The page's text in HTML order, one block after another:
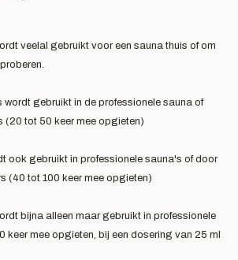
veelal gebruikt voor een sauna thuis of om
wordt gebruikt in de professionele sauna of
(20 tot 50 keer mee opgieten)
ook gebruikt in professionele sauna's of door
(40 tot 100 keer mee opgieten)
bijna alleen maar gebruikt in professionele
keer mee opgieten, bij een dosering van 25 ml